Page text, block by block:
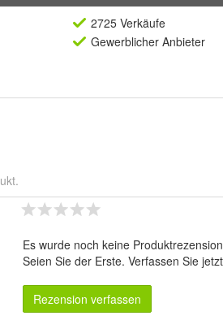
2725 Verkäufe
Gewerblicher Anbieter
Es wurde noch keine
Seien Sie der Erste. Verfassen Sie
Rezension verfassen